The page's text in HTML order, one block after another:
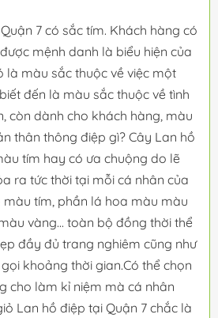
7 có sắc tím. Khách hàng có
mệnh danh là biểu hiện của
là màu sắc thuộc về việc một
đến là màu sắc thuộc về tình
còn dành cho khách hàng, màu
thân thông điệp gì? Cây Lan hồ
tím hay có ưa chuộng do lẽ
ra tức thời tại mỗi cá nhân của
màu tím, phần lá hoa màu màu
vàng... toàn bộ đồng thời thể
đầy đủ trang nghiêm cũng như
khoảng thời gian.Có thể chọn
cho làm kỉ niệm mà cá nhân
Lan hồ điệp tại Quận 7 chắc là